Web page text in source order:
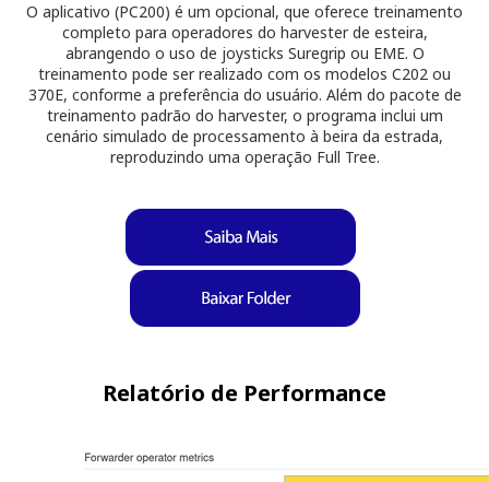
O aplicativo (PC200) é um opcional, que oferece treinamento
completo para operadores do harvester de esteira,
abrangendo o uso de joysticks Suregrip ou EME. O
treinamento pode ser realizado com os modelos C202 ou
370E, conforme a preferência do usuário. Além do pacote de
treinamento padrão do harvester, o programa inclui um
cenário simulado de processamento à beira da estrada,
reproduzindo uma operação Full Tree.
Relatório de Performance